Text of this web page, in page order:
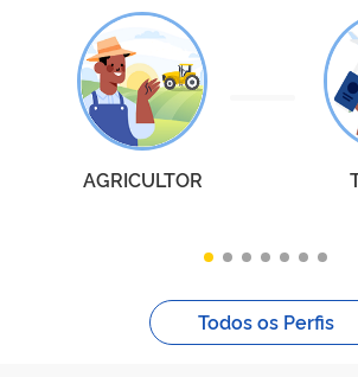
AGRICULTOR
Todos os Perfis